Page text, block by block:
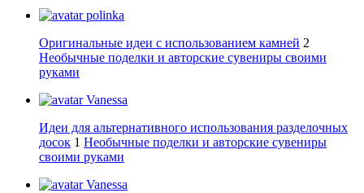
polinka
Оригинальные идеи с использованием камней 2
Необычные поделки и авторские сувениры своими
руками
Vanessa
Идеи для альтернативного использования разделочных
досок 1 Необычные поделки и авторские сувениры
своими руками
Vanessa